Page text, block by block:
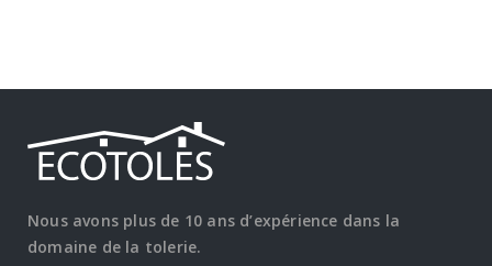
Nous avons plus de 10 ans d’expérience dans la
domaine de la tolerie.